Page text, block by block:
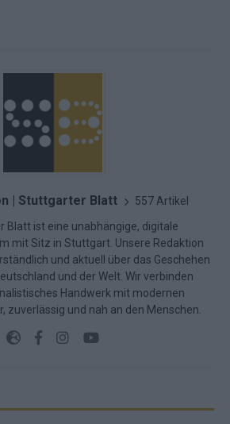
| Stuttgarter Blatt 557 Artikel
Blatt ist eine unabhängige, digitale
mit Sitz in Stuttgart. Unsere Redaktion
und aktuell über das Geschehen
und der Welt. Wir verbinden
Handwerk mit modernen
zuverlässig und nah an den Menschen.